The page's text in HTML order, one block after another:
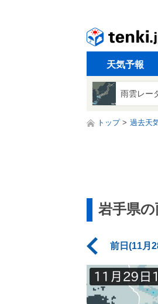
天気予報
雨雲レー
トップ 過去天
岩手県
前日(11月